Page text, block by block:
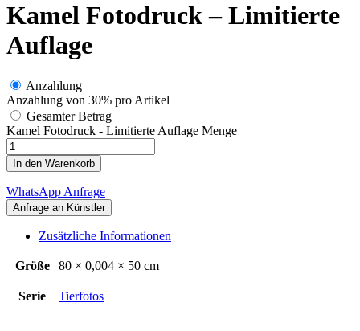
Kamel Fotodruck – Limitierte
Auflage
Anzahlung
Anzahlung von 30% pro Artikel
Gesamter Betrag
Kamel Fotodruck - Limitierte Auflage Menge
In den Warenkorb
WhatsApp Anfrage
Zusätzliche Informationen
Größe 80 × 0,004 × 50 cm
Serie Tierfotos